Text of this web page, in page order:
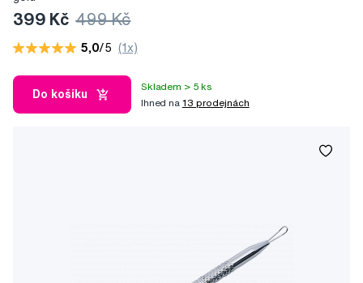
399 Kč 499 Kč
5,0/5 (1x)
Do košíku
Skladem > 5 ks
Ihned na 13 prodejnách